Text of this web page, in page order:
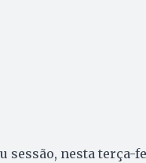
sessão, nesta terça-